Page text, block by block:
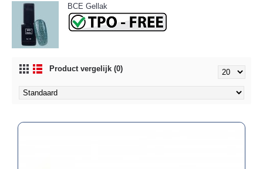
BCE Gellak
Product vergelijk (0)